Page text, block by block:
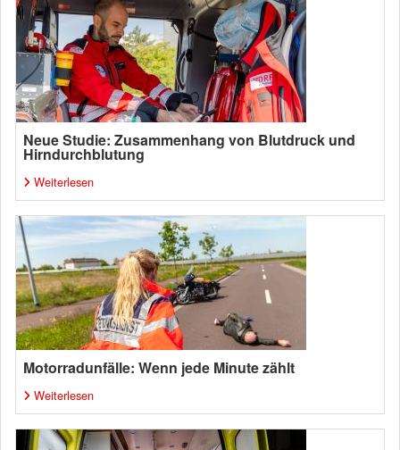
Neue Studie: Zusammenhang von Blutdruck und
Hirndurchblutung
Weiterlesen
Motorradunfälle: Wenn jede Minute zählt
Weiterlesen